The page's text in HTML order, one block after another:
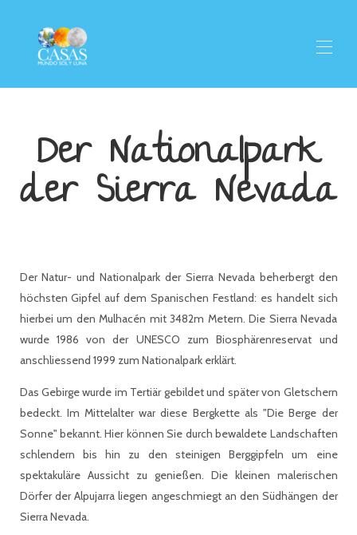
Willkommen
Pinos del Valle
Gastronomie
Der Nationalpark
der Sierra Nevada
Der Natur- und Nationalpark der Sierra Nevada beherbergt den
höchsten Gipfel auf dem Spanischen Festland: es handelt sich
hierbei um den Mulhacén mit 3482m Metern. Die Sierra Nevada
wurde 1986 von der UNESCO zum Biosphärenreservat und
anschliessend 1999 zum Nationalpark erklärt.
Das Gebirge wurde im Tertiär gebildet und später von Gletschern
bedeckt. Im Mittelalter war diese Bergkette als "Die Berge der
Sonne" bekannt. Hier können Sie durch bewaldete Landschaften
schlendern bis hin zu den steinigen Berggipfeln um eine
spektakuläre Aussicht zu genießen. Die kleinen malerischen
Dörfer der Alpujarra liegen angeschmiegt an den Südhängen der
Sierra Nevada.